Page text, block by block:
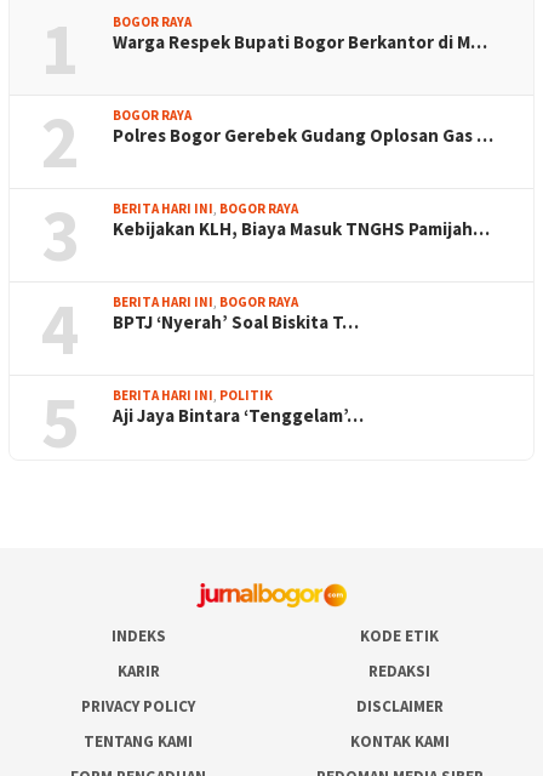
1 BOGOR RAYA
Warga Respek Bupati Bogor Berkantor di M…
2 BOGOR RAYA
Polres Bogor Gerebek Gudang Oplosan Gas …
3 BERITA HARI INI, BOGOR RAYA
Kebijakan KLH, Biaya Masuk TNGHS Pamijah…
4 BERITA HARI INI, BOGOR RAYA
BPTJ ‘Nyerah’ Soal Biskita T…
5 BERITA HARI INI, POLITIK
Aji Jaya Bintara ‘Tenggelam’…
INDEKS
KODE ETIK
KARIR
REDAKSI
PRIVACY POLICY
DISCLAIMER
TENTANG KAMI
KONTAK KAMI